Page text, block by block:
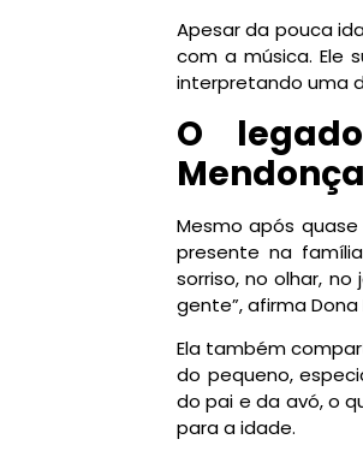
Apesar da pouca
com a música. Ele
interpretando uma
O
Mesmo após
presente na
sorriso, no olhar,
gente”, afirma Dona
Ela também
do pequeno,
do pai e da avó, o
para a idade.